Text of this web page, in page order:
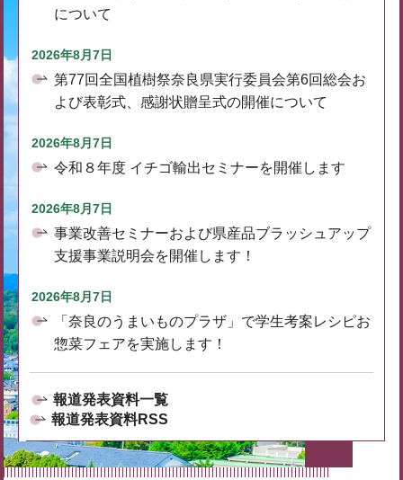
について
2026年8月7日
第77回全国植樹祭奈良県実行委員会第6回総会お
よび表彰式、感謝状贈呈式の開催について
2026年8月7日
令和８年度 イチゴ輸出セミナーを開催します
2026年8月7日
事業改善セミナーおよび県産品ブラッシュアップ
支援事業説明会を開催します！
2026年8月7日
「奈良のうまいものプラザ」で学生考案レシピお
惣菜フェアを実施します！
報道発表資料一覧
報道発表資料RSS